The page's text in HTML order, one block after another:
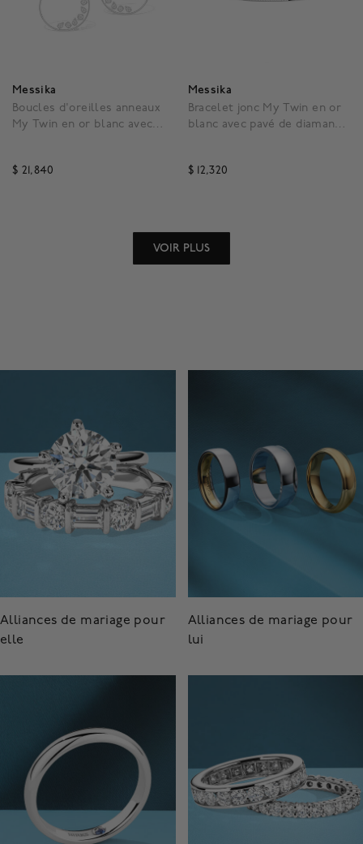
Messika
Boucles d'oreilles anneaux
My Twin en or blanc avec
$ 21,840
Messika
Bracelet jonc My Twin en or
blanc avec pavé de diamants
$ 12,320
VOIR PLUS
Alliances de mariage pour
elle
Alliances de mariage pour
lui